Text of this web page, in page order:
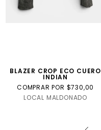
BLAZER CROP ECO CUERO
INDIAN
COMPRAR POR $730,00
LOCAL MALDONADO